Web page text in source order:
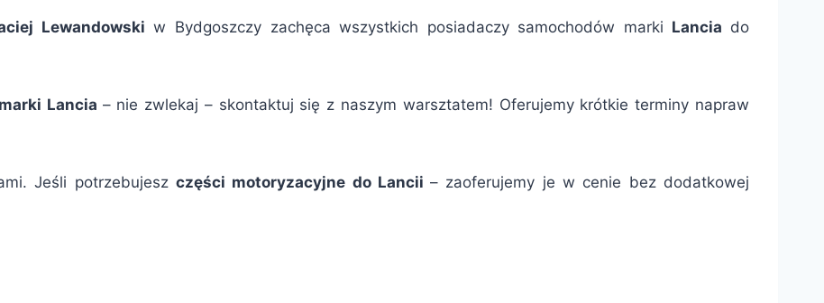
Lewandowski w Bydgoszczy zachęca wszystkich posiadaczy samochodów marki Lancia do
Lancia – nie zwlekaj – skontaktuj się z naszym warsztatem! Oferujemy krótkie terminy napraw
Jeśli potrzebujesz części motoryzacyjne do Lancii– zaoferujemy je w cenie bez dodatkowej